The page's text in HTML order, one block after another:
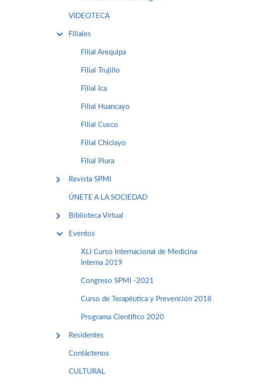
VIDEOTECA
Filiales
Filial Arequipa
Filial Trujillo
Filial Ica
Filial Huancayo
Filial Cusco
Filial Chiclayo
Filial Piura
Revista SPMI
ÚNETE A LA SOCIEDAD
Biblioteca Virtual
Eventos
XLI Curso Internacional de Medicina
Interna 2019
Congreso SPMI -2021
Curso de Terapéutica y Prevención 2018
Programa Cientifico 2020
Residentes
Contáctenos
CULTURAL